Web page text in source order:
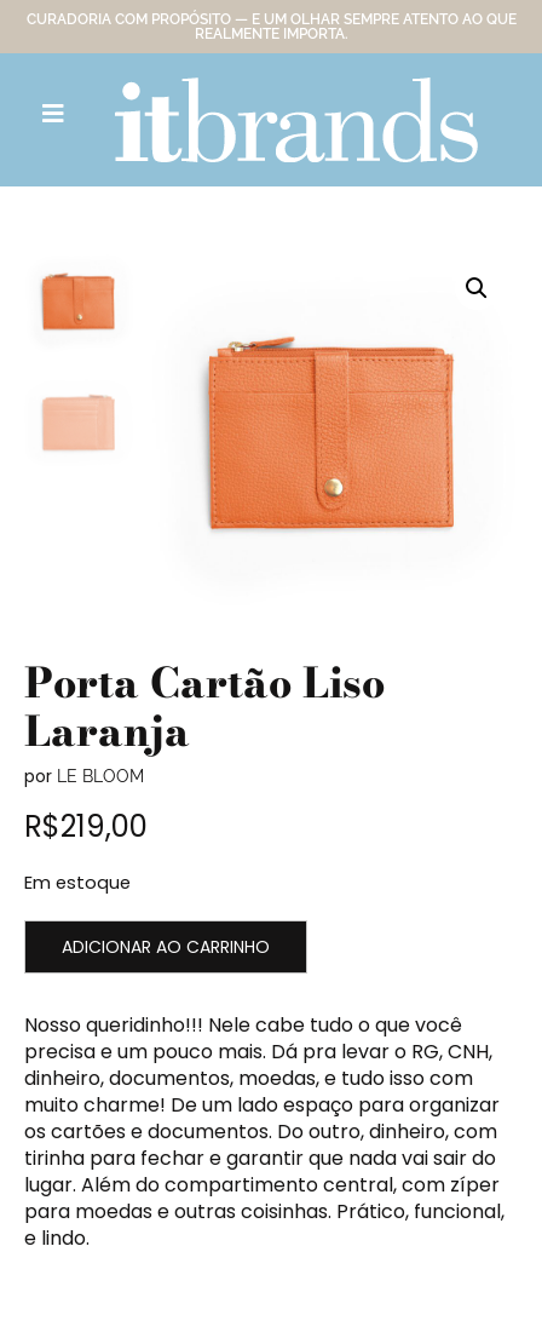
CURADORIA COM PROPÓSITO — E UM OLHAR SEMPRE ATENTO AO QUE
REALMENTE IMPORTA.
Porta Cartão Liso
Laranja
por LE BLOOM
R$219,00
Em estoque
ADICIONAR AO CARRINHO
Nosso queridinho!!! Nele cabe tudo o que você
precisa e um pouco mais. Dá pra levar o RG, CNH,
dinheiro, documentos, moedas, e tudo isso com
muito charme! De um lado espaço para organizar
os cartões e documentos. Do outro, dinheiro, com
tirinha para fechar e garantir que nada vai sair do
lugar. Além do compartimento central, com zíper
para moedas e outras coisinhas. Prático, funcional,
e lindo.